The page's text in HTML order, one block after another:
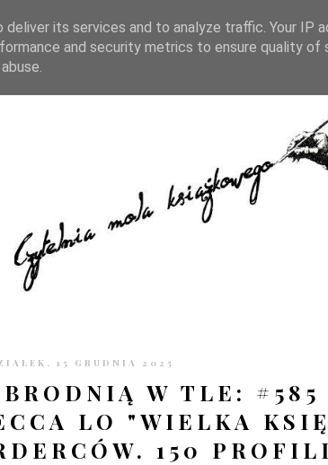
KONTAKT CZYTELNIA PO GODZINACH
15 GRUDNIA 2025
W TLE: #585
LO "WIELKA
150
its services and to analyze traffic. Your IP
and security metrics to ensure quality of